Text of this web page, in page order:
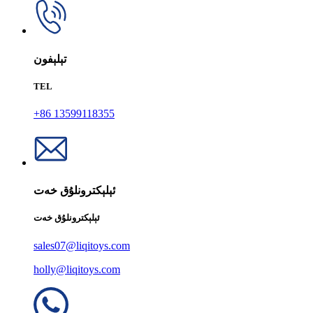
تېلېفون
TEL
+86 13599118355
ئېلېكترونلۇق خەت
ئېلېكترونلۇق خەت
sales07@liqitoys.com
holly@liqitoys.com